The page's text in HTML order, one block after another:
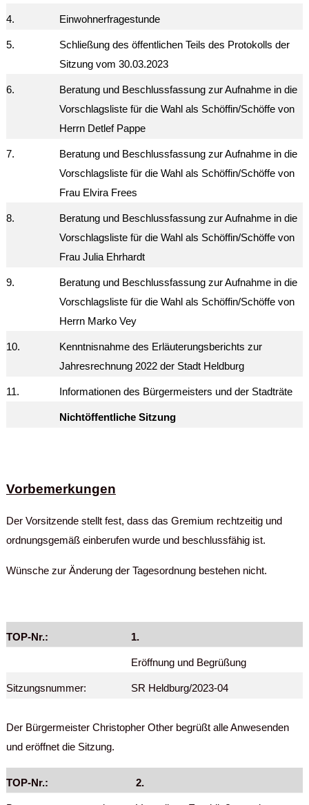
4. Einwohnerfragestunde
5.
Schließung des öffentlichen Teils des Protokolls der
Sitzung vom 30.03.2023
6.
Beratung und Beschlussfassung zur Aufnahme in die
Vorschlagsliste für die Wahl als Schöffin/Schöffe von
Herrn Detlef Pappe
7.
Beratung und Beschlussfassung zur Aufnahme in die
Vorschlagsliste für die Wahl als Schöffin/Schöffe von
Frau Elvira Frees
8.
Beratung und Beschlussfassung zur Aufnahme in die
Vorschlagsliste für die Wahl als Schöffin/Schöffe von
Frau Julia Ehrhardt
9.
Beratung und Beschlussfassung zur Aufnahme in die
Vorschlagsliste für die Wahl als Schöffin/Schöffe von
Herrn Marko Vey
10.
Kenntnisnahme des Erläuterungsberichts zur
Jahresrechnung 2022 der Stadt Heldburg
11. Informationen des Bürgermeisters und der Stadträte
Nichtöffentliche Sitzung
Vorbemerkungen
Der Vorsitzende stellt fest, dass das Gremium rechtzeitig und
ordnungsgemäß einberufen wurde und beschlussfähig ist.
Wünsche zur Änderung der Tagesordnung bestehen nicht.
TOP-Nr.: 1.
Eröffnung und Begrüßung
Sitzungsnummer: SR Heldburg/2023-04
Der Bürgermeister Christopher Other begrüßt alle Anwesenden
und eröffnet die Sitzung.
TOP-Nr.: 2.